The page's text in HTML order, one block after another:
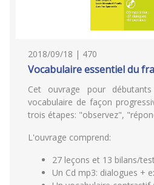
2018/09/18 | 470
Vocabulaire essentiel du
Cet ouvrage pour
vocabulaire de façon
trois étapes: "observez",
L'ouvrage comprend:
27 leçons et 13 bilans/
Un Cd mp3: dialogues +